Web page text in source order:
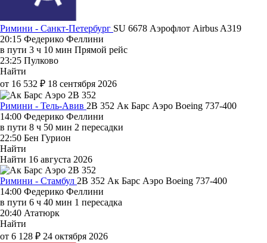
Римини - Санкт-Петербург SU 6678 Аэрофлот Airbus A319
20:15 Федерико Феллини
в пути 3 ч 10 мин Прямой рейс
23:25 Пулково
Найти
от 16 532 ₽ 18 сентября 2026
Римини - Тель-Авив 2B 352 Ак Барс Аэро Boeing 737-400
14:00 Федерико Феллини
в пути 8 ч 50 мин 2 пересадки
22:50 Бен Гурион
Найти
Найти 16 августа 2026
Римини - Стамбул 2B 352 Ак Барс Аэро Boeing 737-400
14:00 Федерико Феллини
в пути 6 ч 40 мин 1 пересадка
20:40 Ататюрк
Найти
от 6 128 ₽ 24 октября 2026